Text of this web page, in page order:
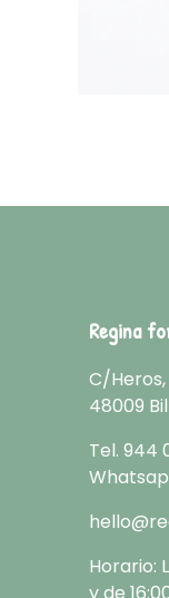
Regina
C/Heros,
48009
Tel. 944
Horario: